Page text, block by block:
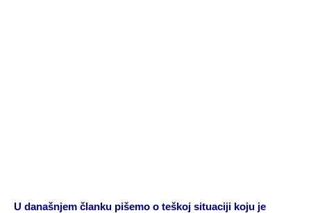
U današnjem članku pišemo o teškoj situaciji koju je